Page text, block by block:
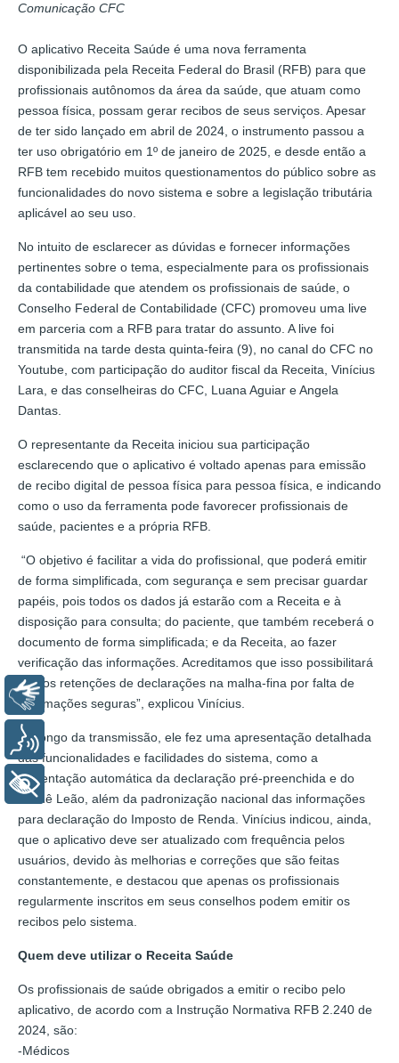
Comunicação CFC
O aplicativo Receita Saúde é uma nova ferramenta
disponibilizada pela Receita Federal do Brasil (RFB) para que
profissionais autônomos da área da saúde, que atuam como
pessoa física, possam gerar recibos de seus serviços. Apesar
de ter sido lançado em abril de 2024, o instrumento passou a
ter uso obrigatório em 1º de janeiro de 2025, e desde então a
RFB tem recebido muitos questionamentos do público sobre as
funcionalidades do novo sistema e sobre a legislação tributária
aplicável ao seu uso.
No intuito de esclarecer as dúvidas e fornecer informações
pertinentes sobre o tema, especialmente para os profissionais
da contabilidade que atendem os profissionais de saúde, o
Conselho Federal de Contabilidade (CFC) promoveu uma live
em parceria com a RFB para tratar do assunto. A live foi
transmitida na tarde desta quinta-feira (9), no canal do CFC no
Youtube, com participação do auditor fiscal da Receita, Vinícius
Lara, e das conselheiras do CFC, Luana Aguiar e Angela
Dantas.
O representante da Receita iniciou sua participação
esclarecendo que o aplicativo é voltado apenas para emissão
de recibo digital de pessoa física para pessoa física, e indicando
como o uso da ferramenta pode favorecer profissionais de
saúde, pacientes e a própria RFB.
“O objetivo é facilitar a vida do profissional, que poderá emitir
de forma simplificada, com segurança e sem precisar guardar
papéis, pois todos os dados já estarão com a Receita e à
disposição para consulta; do paciente, que também receberá o
documento de forma simplificada; e da Receita, ao fazer
verificação das informações. Acreditamos que isso possibilitará
menos retenções de declarações na malha-fina por falta de
informações seguras”, explicou Vinícius.
Ao longo da transmissão, ele fez uma apresentação detalhada
das funcionalidades e facilidades do sistema, como a
alimentação automática da declaração pré-preenchida e do
Carnê Leão, além da padronização nacional das informações
para declaração do Imposto de Renda. Vinícius indicou, ainda,
que o aplicativo deve ser atualizado com frequência pelos
usuários, devido às melhorias e correções que são feitas
constantemente, e destacou que apenas os profissionais
regularmente inscritos em seus conselhos podem emitir os
recibos pelo sistema.
Quem deve utilizar o Receita Saúde
Os profissionais de saúde obrigados a emitir o recibo pelo
aplicativo, de acordo com a Instrução Normativa RFB 2.240 de
2024, são:
-Médicos
Libras
Voz
+ Acessibilidade